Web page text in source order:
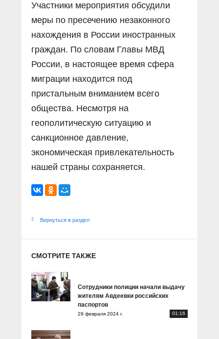
Участники мероприятия обсудили
меры по пресечению незаконного
нахождения в России иностранных
граждан. По словам Главы МВД
России, в настоящее время сфера
миграции находится под
пристальным вниманием всего
общества. Несмотря на
геополитическую ситуацию и
санкционное давление,
экономическая привлекательность
нашей страны сохраняется.
Вернуться в раздел
СМОТРИТЕ ТАКЖЕ
Сотрудники полиции начали выдачу
жителям Авдеевки российских
паспортов
29 февраля 2024 г. 01:16